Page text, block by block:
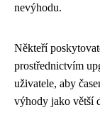
nevýhodu.
Někteří
prostřednictvím
uživatele, aby
výhody jako větší